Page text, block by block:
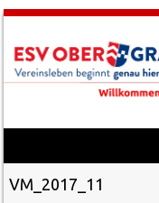
Skip to content
VM_2017_11